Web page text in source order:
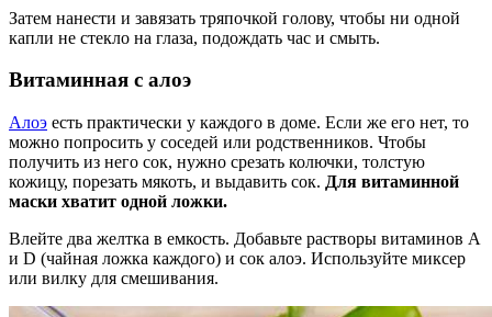
Затем нанести и завязать тряпочкой голову, чтобы ни одной
капли не стекло на глаза, подождать час и смыть.
Витаминная с алоэ
Алоэ есть практически у каждого в доме. Если же его нет, то
можно попросить у соседей или родственников. Чтобы
получить из него сок, нужно срезать колючки, толстую
кожицу, порезать мякоть, и выдавить сок. Для витаминной
маски хватит одной ложки.
Влейте два желтка в емкость. Добавьте растворы витаминов А
и D (чайная ложка каждого) и сок алоэ. Используйте миксер
или вилку для смешивания.